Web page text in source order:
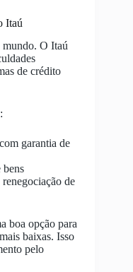
Itaú
mundo. O Itaú
de crédito
com garantia de
bens
de
boa opção para
baixas. Isso
pelo